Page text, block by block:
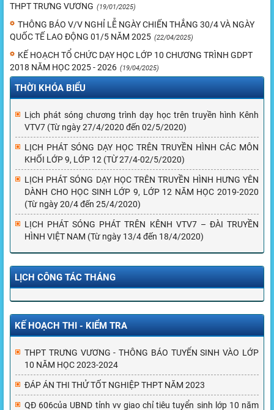
THPT TRƯNG VƯƠNG (19/01/2025)
THÔNG BÁO V/V NGHỈ LỄ NGÀY CHIẾN THẮNG 30/4 VÀ NGÀY
QUỐC TẾ LAO ĐỘNG 01/5 NĂM 2025 (22/04/2025)
KẾ HOẠCH TỔ CHỨC DẠY HỌC LỚP 10 CHƯƠNG TRÌNH GDPT
2018 NĂM HỌC 2025 - 2026 (19/04/2025)
THỜI KHÓA BIỂU
Lịch phát sóng chương trình dạy học trên truyền hình Kênh
VTV7 (Từ ngày 27/4/2020 đến 02/5/2020)
LỊCH PHÁT SÓNG DẠY HỌC TRÊN TRUYỀN HÌNH CÁC MÔN
KHỐI LỚP 9, LỚP 12 (TỪ 27/4-02/5/2020)
LỊCH PHÁT SÓNG DẠY HỌC TRÊN TRUYỀN HÌNH HƯNG YÊN
DÀNH CHO HỌC SINH LỚP 9, LỚP 12 NĂM HỌC 2019-2020
(Từ ngày 20/4 đến 25/4/2020)
LỊCH PHÁT SÓNG PHÁT TRÊN KÊNH VTV7 – ĐÀI TRUYỀN
HÌNH VIỆT NAM (Từ ngày 13/4 đến 18/4/2020)
LỊCH CÔNG TÁC THÁNG
KẾ HOẠCH THI - KIỂM TRA
THPT TRƯNG VƯƠNG - THÔNG BÁO TUYỂN SINH VÀO LỚP
10 NĂM HỌC 2023-2024
ĐÁP ÁN THI THỬ TỐT NGHIỆP THPT NĂM 2023
QĐ 606của UBND tỉnh vv giao chỉ tiêu tuyển sinh lớp 10 năm